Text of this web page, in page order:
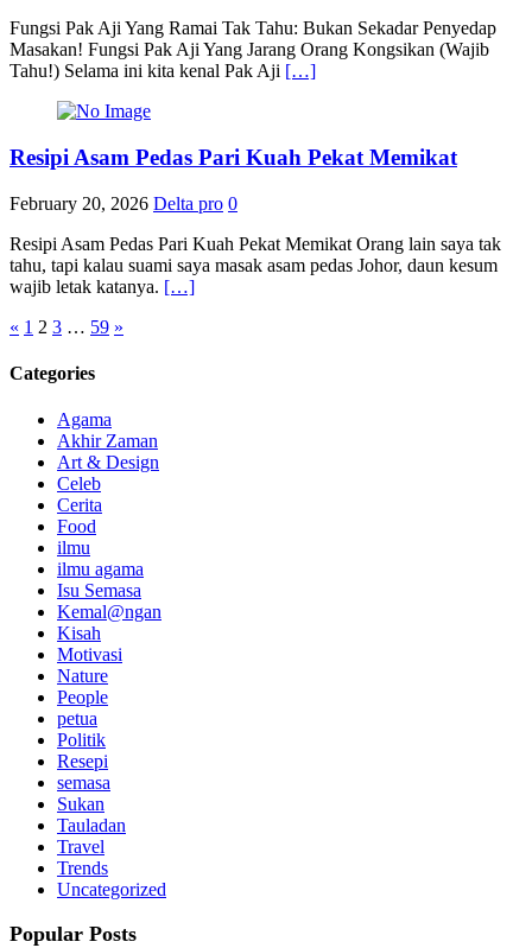
Fungsi Pak Aji Yang Ramai Tak Tahu: Bukan Sekadar Penyedap
Masakan! Fungsi Pak Aji Yang Jarang Orang Kongsikan (Wajib
Tahu!) Selama ini kita kenal Pak Aji […]
Resipi Asam Pedas Pari Kuah Pekat Memikat
February 20, 2026 Delta pro 0
Resipi Asam Pedas Pari Kuah Pekat Memikat Orang lain saya tak
tahu, tapi kalau suami saya masak asam pedas Johor, daun kesum
wajib letak katanya. […]
Posts
pagination
« 1 2 3 … 59 »
Categories
Agama
Akhir Zaman
Art & Design
Celeb
Cerita
Food
ilmu
ilmu agama
Isu Semasa
Kemal@ngan
Kisah
Motivasi
Nature
People
petua
Politik
Resepi
semasa
Sukan
Tauladan
Travel
Trends
Uncategorized
Popular Posts